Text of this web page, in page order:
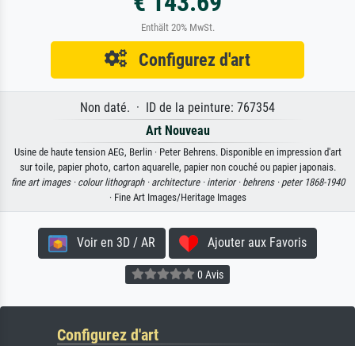
Enthält 20% MwSt.
Configurez d'art
Non daté. · ID de la peinture: 767354
Art Nouveau
Usine de haute tension AEG, Berlin · Peter Behrens. Disponible en impression d'art
sur toile, papier photo, carton aquarelle, papier non couché ou papier japonais.
fine art images · colour lithograph · architecture · interior · behrens · peter 1868-1940
· Fine Art Images/Heritage Images
Voir en 3D / AR Ajouter aux Favoris
0 Avis
Configurez d'art